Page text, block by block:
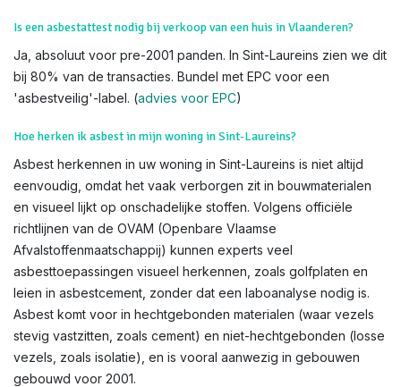
Is een asbestattest nodig bij verkoop van een huis in Vlaanderen?
Ja, absoluut voor pre-2001 panden. In Sint-Laureins zien we dit
bij 80% van de transacties. Bundel met EPC voor een
'asbestveilig'-label. (advies voor EPC)
Hoe herken ik asbest in mijn woning in Sint-Laureins?
Asbest herkennen in uw woning in Sint-Laureins is niet altijd
eenvoudig, omdat het vaak verborgen zit in bouwmaterialen
en visueel lijkt op onschadelijke stoffen. Volgens officiële
richtlijnen van de OVAM (Openbare Vlaamse
Afvalstoffenmaatschappij) kunnen experts veel
asbesttoepassingen visueel herkennen, zoals golfplaten en
leien in asbestcement, zonder dat een laboanalyse nodig is.
Asbest komt voor in hechtgebonden materialen (waar vezels
stevig vastzitten, zoals cement) en niet-hechtgebonden (losse
vezels, zoals isolatie), en is vooral aanwezig in gebouwen
gebouwd voor 2001.